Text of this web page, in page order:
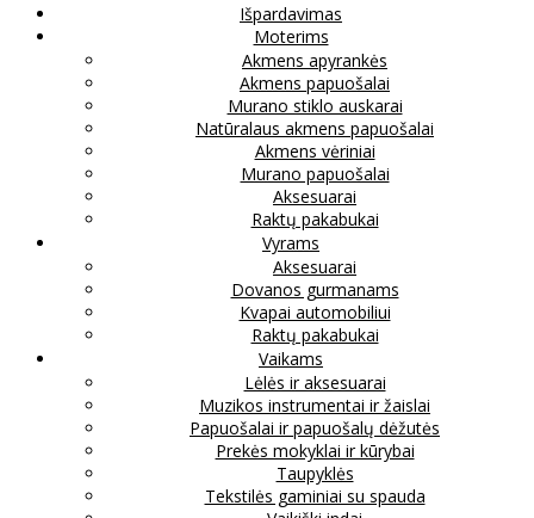
Išpardavimas
Moterims
Akmens apyrankės
Akmens papuošalai
Murano stiklo auskarai
Natūralaus akmens papuošalai
Akmens vėriniai
Murano papuošalai
Aksesuarai
Raktų pakabukai
Vyrams
Aksesuarai
Dovanos gurmanams
Kvapai automobiliui
Raktų pakabukai
Vaikams
Lėlės ir aksesuarai
Muzikos instrumentai ir žaislai
Papuošalai ir papuošalų dėžutės
Prekės mokyklai ir kūrybai
Taupyklės
Tekstilės gaminiai su spauda